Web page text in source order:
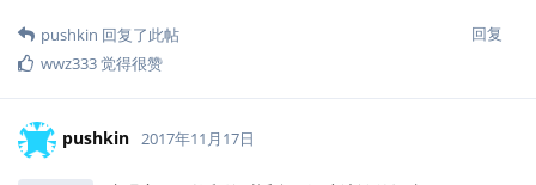
回复
pushkin 回复了此帖
wwz333觉得很赞
pushkin 2017年11月17日